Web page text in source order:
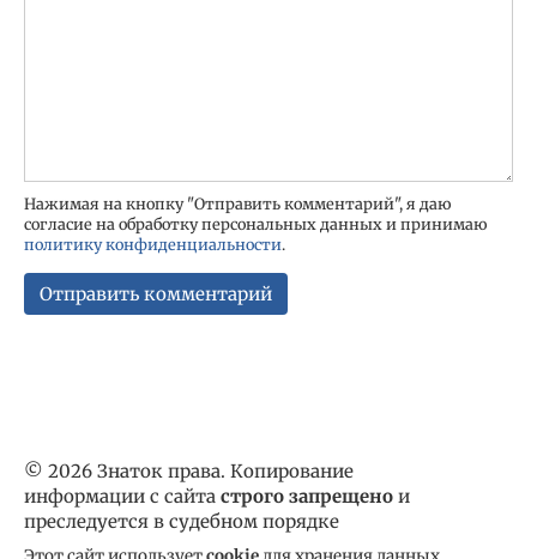
Нажимая на кнопку "Отправить комментарий", я даю
согласие на обработку персональных данных и принимаю
политику конфиденциальности.
© 2026 Знаток права. Копирование
информации с сайта строго запрещено и
преследуется в судебном порядке